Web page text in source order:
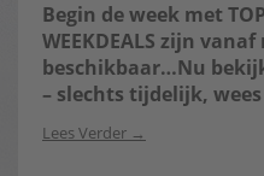
Begin de week met
WEEKDEALS zijn vanaf
beschikbaar…Nu
– slechts tijdelijk,
Lees Verder